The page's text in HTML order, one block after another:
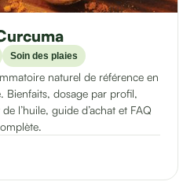
Soin des plaies
naturel de référence en
Bienfaits, dosage par profil,
l’huile, guide d’achat et FAQ